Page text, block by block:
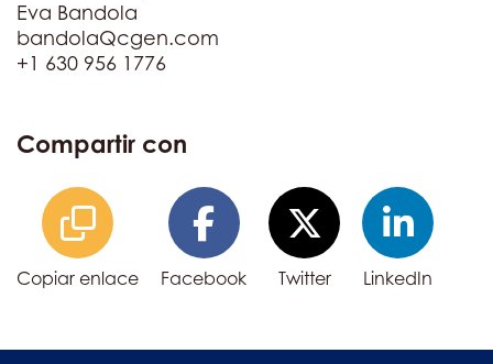
Eva Bandola
bandolaQcgen.com
+1 630 956 1776
Compartir con
Copiar enlace Facebook Twitter LinkedIn